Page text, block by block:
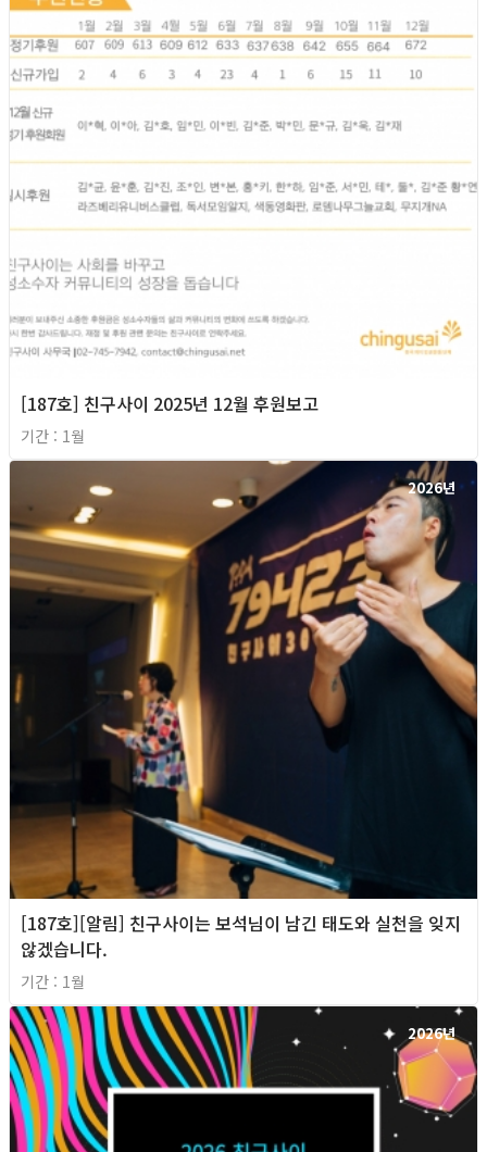
[187호] 친구사이 2025년 12월 후원보고
기간 : 1월
2026년
[187호][알림] 친구사이는 보석님이 남긴 태도와 실천을 잊지
않겠습니다.
기간 : 1월
2026년